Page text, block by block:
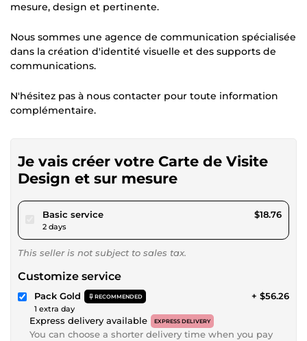
mesure, design et pertinente.
Nous sommes une agence de communication spécialisée
dans la création d'identité visuelle et des supports de
communications.
N'hésitez pas à nous contacter pour toute information
complémentaire.
Je vais créer votre Carte de Visite
Design et sur mesure
Basic servicepour $17.28
2 days
$18.76
This seller is not subject to sales tax.
Customize service
Pack Gold RECOMMENDED
1 extra day
+ $56.26
Express delivery available EXPRESS DELIVERY
You can choose a shorter delivery time when you pay